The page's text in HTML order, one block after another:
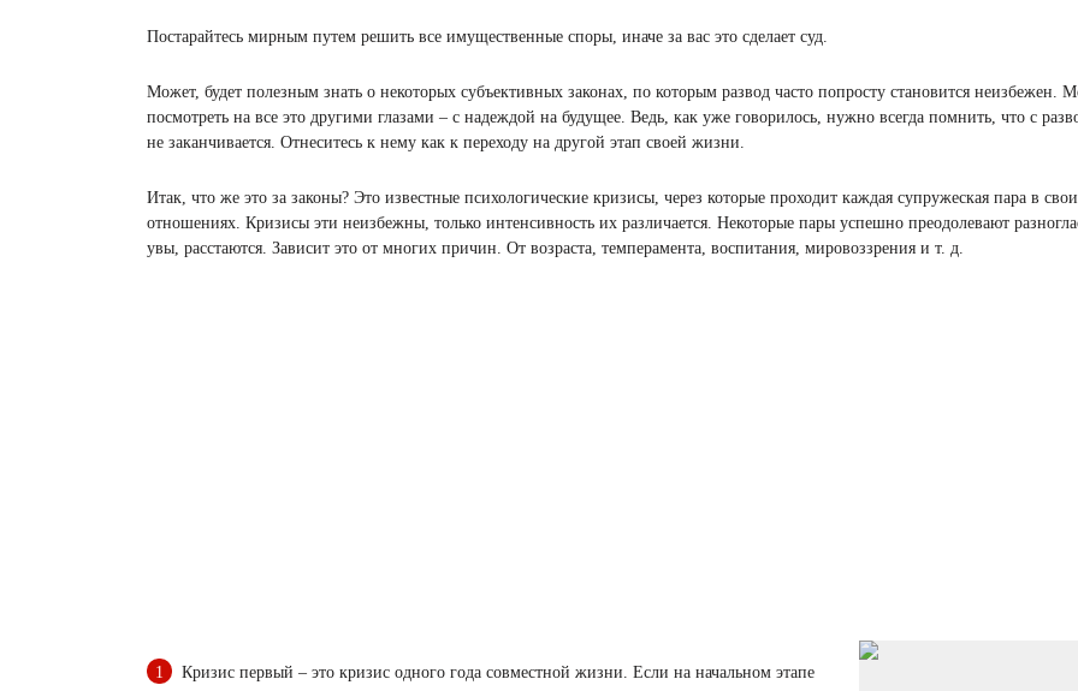
Постарайтесь мирным путем решить все имущественные споры, иначе за вас это сделает суд.
Может, будет полезным знать о некоторых субъективных законах, по которым развод часто попросту становится неизбежен.
посмотреть на все это другими глазами – с надеждой на будущее. Ведь, как уже говорилось, нужно всегда помнить, что с
не заканчивается. Отнеситесь к нему как к переходу на другой этап своей жизни.
Итак, что же это за законы? Это известные психологические кризисы, через которые проходит каждая супружеская пара в
отношениях. Кризисы эти неизбежны, только интенсивность их различается. Некоторые пары успешно преодолевают
увы, расстаются. Зависит это от многих причин. От возраста, темперамента, воспитания, мировоззрения и т. д.
Кризис первый – это кризис одного года совместной жизни. Если на начальном этапе